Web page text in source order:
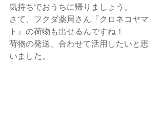
気持ちでおうちに帰りましょう。
さて、フクダ薬局さん『クロネコヤマ
ト』の荷物も出せるんですね！
荷物の発送、合わせて活用したいと思
いました。